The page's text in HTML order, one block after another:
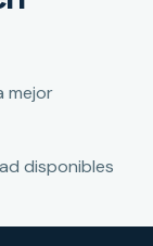
mejor
disponibles